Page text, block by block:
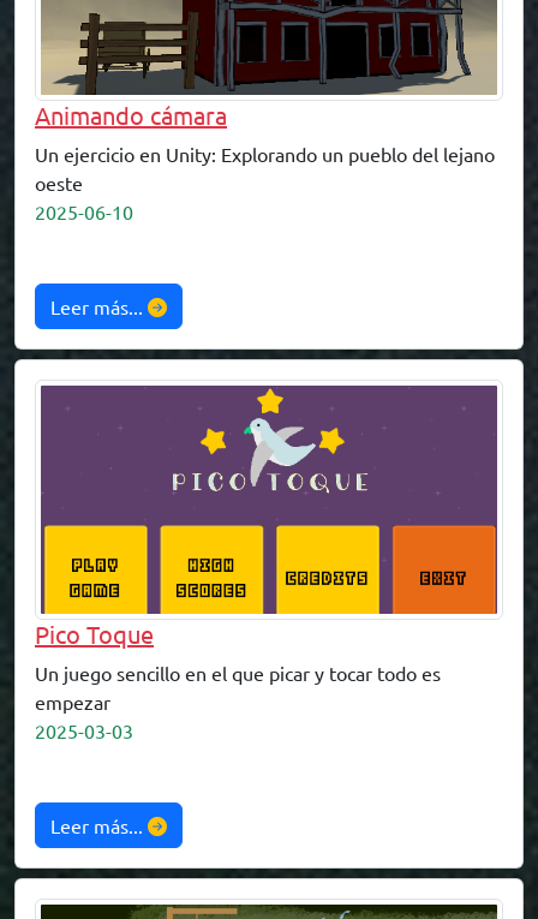
Animando cámara
Un ejercicio en Unity: Explorando un pueblo del lejano
oeste
2025-06-10
Leer más...
Pico Toque
Un juego sencillo en el que picar y tocar todo es
empezar
2025-03-03
Leer más...